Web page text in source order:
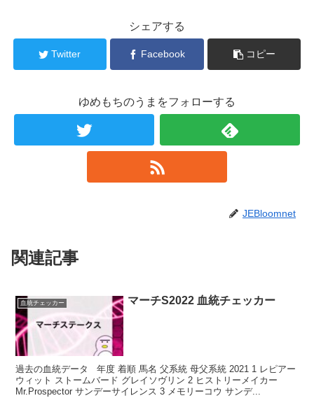
シェアする
Twitter Facebook コピー
ゆめもちのうまをフォローする
JEBloomnet
関連記事
血統チェッカー マーチS2022 血統チェッカー
過去の血統データ 年度 着順 馬名 父系統 母父系統 2021 1 レピアー
ウィット ストームバード グレイソヴリン 2 ヒストリーメイカー
Mr.Prospector サンデーサイレンス 3 メモリーコウ サンデ...